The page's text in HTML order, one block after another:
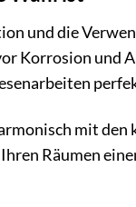
und die
Korrosion und
mit den
Räumen